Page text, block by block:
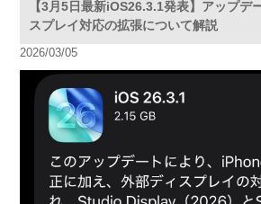
【3月5日最新iOS26.3.1発表】アップデ
スプレイ対応の拡張について解説
2026/03/05